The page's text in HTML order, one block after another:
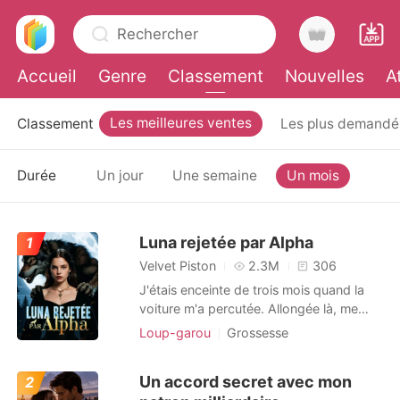
Rechercher
Accueil Genre Classement Nouvelles
0
Recharger
Historique
Déconnexion
Télécharger l'appli
Classement Les meilleures ventes Les plus
Durée Un jour Une semaine Un mois
1 Luna rejetée par Alpha
Velvet Piston 2.3M
306
J'étais enceinte de trois mois quand la
voiture m'a percutée. Allongée là, me
raccrochant à la vie, j'ai appelé mon mari,
connaissance, j'ai vu une publication de
Loup-garou
Grossesse
2
Un accord secret avec mon